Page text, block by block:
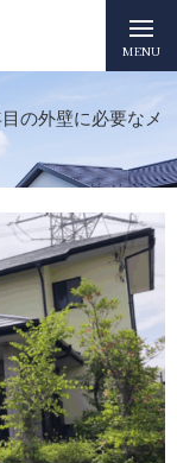
MENU
の外壁に必要なメ